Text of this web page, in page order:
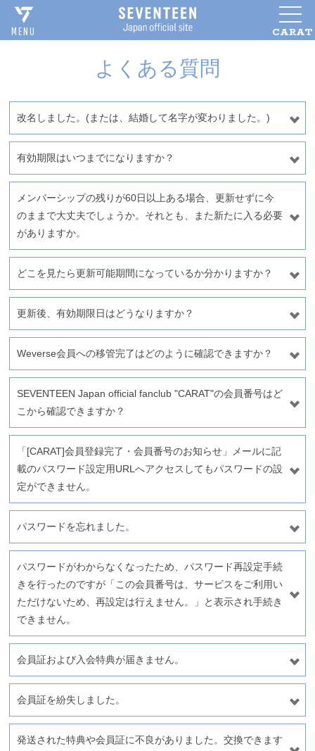
MENU CARAT
よくある質問
改名しました。(または、結婚して名字が変わりました。)
有効期限はいつまでになりますか？
メンバーシップの残りが60日以上ある場合、更新せずに今
のままで大丈夫でしょうか。それとも、また新たに入る必要
がありますか。
どこを見たら更新可能期間になっているか分かりますか？
更新後、有効期限日はどうなりますか？
Weverse会員への移管完了はどのように確認できますか？
SEVENTEEN Japan official fanclub "CARAT"の会員番号はど
こから確認できますか？
「[CARAT]会員登録完了・会員番号のお知らせ」メールに記
載のパスワード設定用URLへアクセスしてもパスワードの設
定ができません。
パスワードを忘れました。
パスワードがわからなくなったため、パスワード再設定手続
きを行ったのですが「この会員番号は、サービスをご利用い
ただけないため、再設定は行えません。」と表示され手続き
できません。
会員証および入会特典が届きません。
会員証を紛失しました。
発送された特典や会員証に不良がありました。交換できます